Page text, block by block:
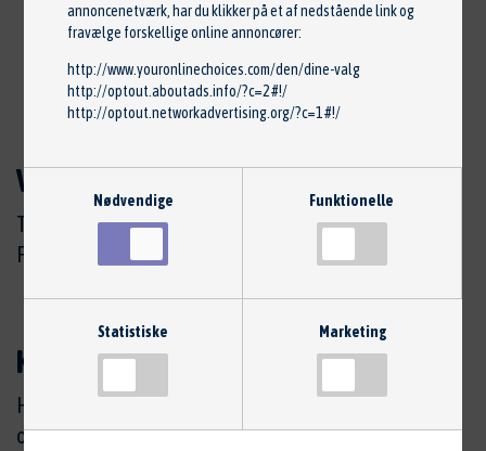
FRA HELLA SERVICE PARTNER
Vejhjælp
Tryghed døgnet rundt
Få bilen fuldt dækket for kun kr. 41,25 kr. pr. måned.
Kvalitet
Hos Hella Service Partner ved vi, at kvalitet betaler sig
og arbejder derfor kun med reservedele af høj kvalitet
annoncenetværk, har du klikker på et af nedstående link og
fravælge forskellige online annoncører:
http://www.youronlinechoices.com/den/dine-valg
http://optout.aboutads.info/?c=2#!/
http://optout.networkadvertising.org/?c=1#!/
Nødvendige Funktionelle
Statistiske Marketing